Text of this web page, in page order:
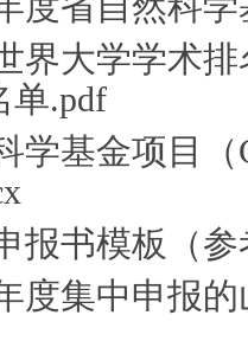
界大学学术
单.pdf
学基金项目
报书模板（参
度集中申报